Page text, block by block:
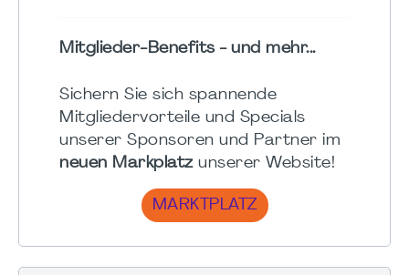
Mitglieder-Benefits - und mehr...
Sichern Sie sich spannende
Mitgliedervorteile und Specials
unserer Sponsoren und Partner im
neuen Markplatzunserer Website!
MARKTPLATZ